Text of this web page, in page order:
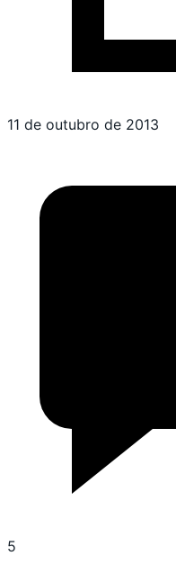
11 de outubro de 2013
5